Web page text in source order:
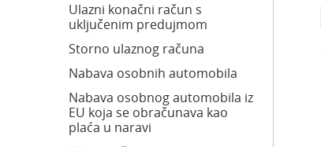
Ulazni konačni račun s
uključenim predujmom
Storno ulaznog računa
Nabava osobnih automobila
Nabava osobnog automobila iz
EU koja se obračunava kao
plaća u naravi